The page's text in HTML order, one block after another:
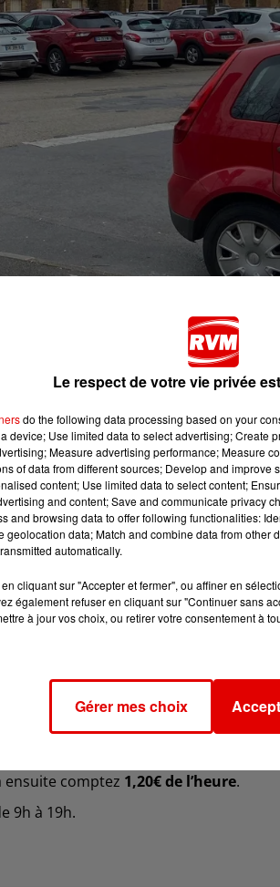
va devenir payant.
qui ont l’habitude de venir s’y garer
de la sécurité et du
une meilleure rotation des places
de se garer gratuitement sur le
possible de s’y garer
ensuite comptez 1,20€ de l’heure.
9h à 19h.
Le respect de votre vie privée
do the following data processing based on your
device; Use limited data to select advertising; Create
Measure advertising performance; Measure
of data from different sources; Develop and
content; Use limited data to select content;
and content; Save and communicate privacy
and browsing data to offer following functionalities:
geolocation data; Match and combine data from other
automatically.
cliquant sur "Accepter et fermer", ou affiner en
également refuser en cliquant sur "Continuer sans
à jour vos choix, ou retirer votre consentement à
Gérer mes choix